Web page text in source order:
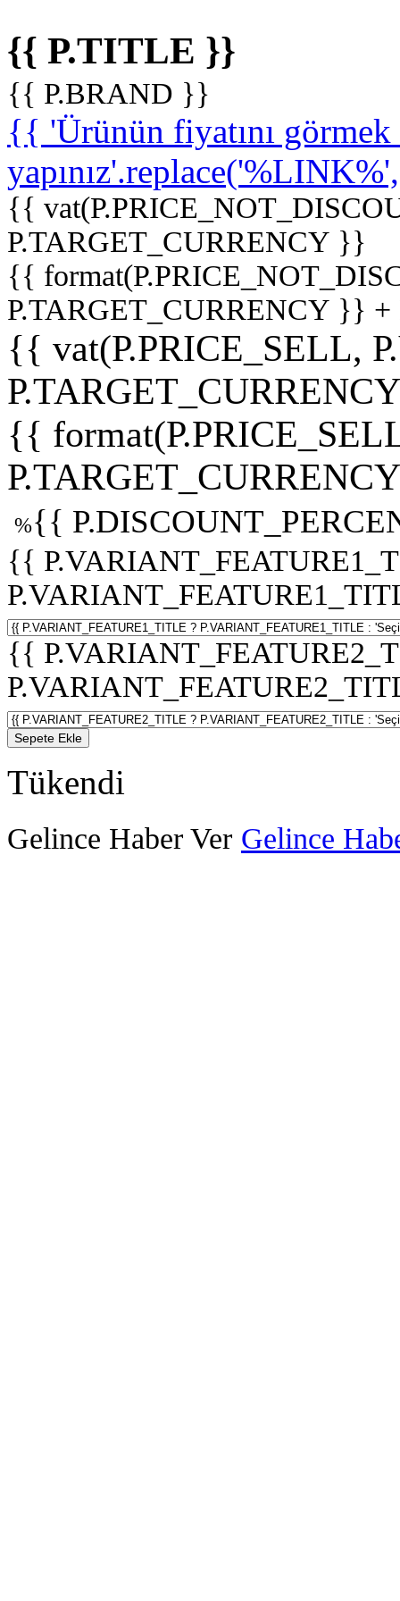
{{ P.TITLE }}
{{ P.BRAND }}
{{ 'Ürünün fiyatını
{{
P.TARGET_CURRENCY }}
{{
P.TARGET_CURRENCY }}
{{ vat(P.PRICE_SELL,
{{
%{{
{{
{{
Sepete Ekle
Tükendi
Gelince Haber Ver Gelince